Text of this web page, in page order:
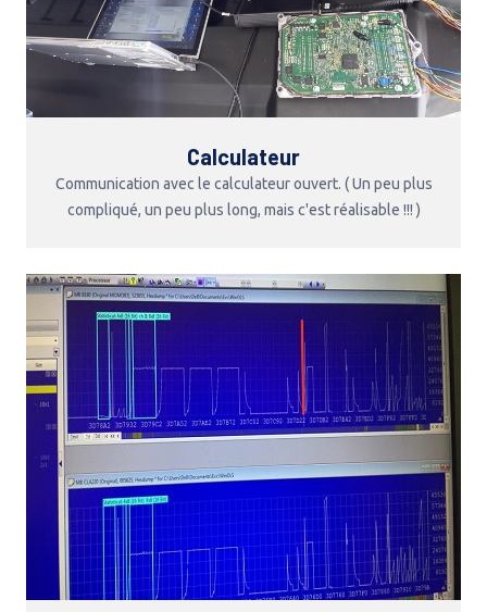
Calculateur
Communication avec le calculateur ouvert. ( Un peu plus
compliqué, un peu plus long, mais c'est réalisable !!! )